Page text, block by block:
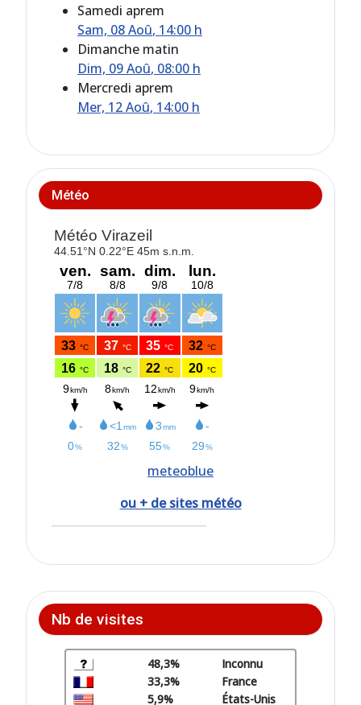
Samedi aprem
Sam, 08 Aoû, 14:00 h
Dimanche matin
Dim, 09 Aoû, 08:00 h
Mercredi aprem
Mer, 12 Aoû, 14:00 h
Météo
meteoblue
ou + de sites météo
Nb de visites
48,3%
Inconnu
33,3%
France
5,9%
États-Unis